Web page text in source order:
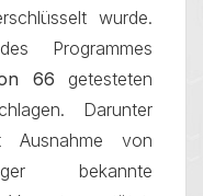
wurde.
Programmes
66 getesteten
Darunter
von
bekannte